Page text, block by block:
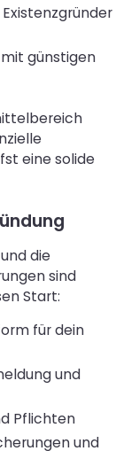
günstigen
eine solide
die
sind
Start:
für dein
und
Pflichten
und